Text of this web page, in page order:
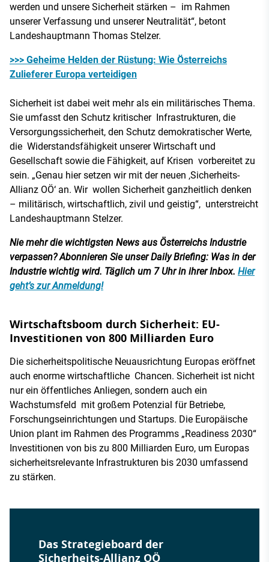
werden und unsere Sicherheit stärken – im Rahmen
unserer Verfassung und unserer Neutralität“, betont
Landeshauptmann Thomas Stelzer.
>>> Geheime Helden der Rüstung: Wie Österreichs
Zulieferer Europa verteidigen
Sicherheit ist dabei weit mehr als ein militärisches Thema.
Sie umfasst den Schutz kritischer Infrastrukturen, die
Versorgungssicherheit, den Schutz demokratischer Werte,
die Widerstandsfähigkeit unserer Wirtschaft und
Gesellschaft sowie die Fähigkeit, auf Krisen vorbereitet zu
sein. „Genau hier setzen wir mit der neuen ‚Sicherheits-
Allianz OÖ‘ an. Wir wollen Sicherheit ganzheitlich denken
– militärisch, wirtschaftlich, zivil und geistig“, unterstreicht
Landeshauptmann Stelzer.
Nie mehr die wichtigsten News aus Österreichs Industrie
verpassen? Abonnieren Sie unser Daily Briefing: Was in der
Industrie wichtig wird. Täglich um 7 Uhr in ihrer Inbox. Hier
geht’s zur Anmeldung!
Wirtschaftsboom durch Sicherheit: EU-
Investitionen von 800 Milliarden Euro
Die sicherheitspolitische Neuausrichtung Europas eröffnet
auch enorme wirtschaftliche Chancen. Sicherheit ist nicht
nur ein öffentliches Anliegen, sondern auch ein
Wachstumsfeld mit großem Potenzial für Betriebe,
Forschungseinrichtungen und Startups. Die Europäische
Union plant im Rahmen des Programms „Readiness 2030“
Investitionen von bis zu 800 Milliarden Euro, um Europas
sicherheitsrelevante Infrastrukturen bis 2030 umfassend
zu stärken.
Das Strategieboard der
Sicherheits-Allianz OÖ